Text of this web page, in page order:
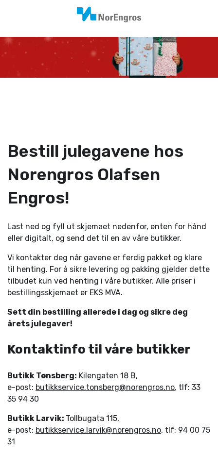
Bestill julegavene hos
Norengros Olafsen
Engros!
Last ned og fyll ut skjemaet nedenfor, enten for hånd
eller digitalt, og send det til en av våre butikker.
Vi kontakter deg når gavene er ferdig pakket og klare
til henting. For å sikre levering og pakking gjelder dette
tilbudet kun ved henting i våre butikker. Alle priser i
bestillingsskjemaet er EKS MVA.
Sett din bestilling allerede i dag og sikre deg
årets julegaver!
Kontaktinfo til våre butikker
Butikk Tønsberg: Kilengaten 18 B,
e-post: butikkservice.tonsberg@norengros.no, tlf: 33
35 94 30
Butikk Larvik: Tollbugata 115,
e-post: butikkservice.larvik@norengros.no, tlf: 94 00 75
31